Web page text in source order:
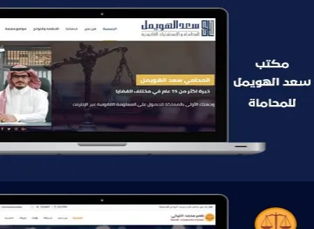
موقع سعد الهويمل للمحاماة
التفاصيل